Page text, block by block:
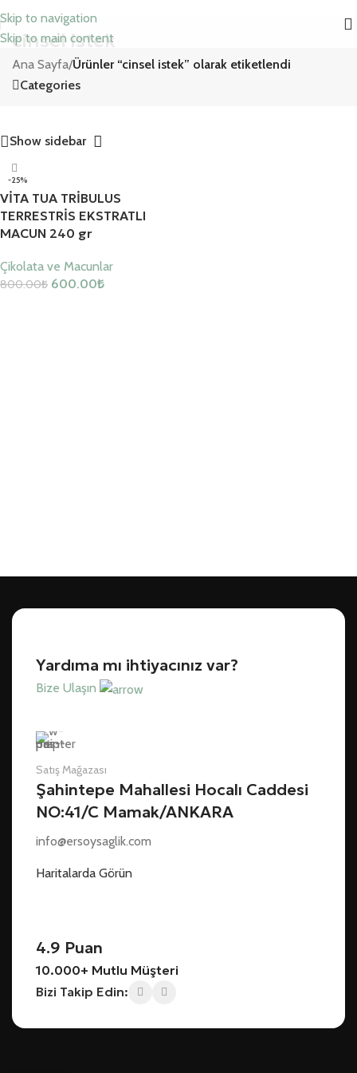
Skip to navigation
Skip to main content
cinsel istek
Ana Sayfa/Ürünler “cinsel istek” olarak etiketlendi
Categories
Show sidebar
-25%
VİTA TUA TRİBULUS
TERRESTRİS EKSTRATLI
MACUN 240 gr
Çikolata ve Macunlar
800.00₺ 600.00₺
Yardıma mı ihtiyacınız var?
Bize Ulaşın
Satış Mağazası
Şahintepe Mahallesi Hocalı Caddesi
NO:41/C Mamak/ANKARA
info@ersoysaglik.com
Haritalarda Görün
4.9 Puan
10.000+ Mutlu Müşteri
Bizi Takip Edin: